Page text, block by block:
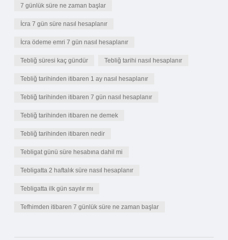
7 günlük süre ne zaman başlar
İcra 7 gün süre nasıl hesaplanır
İcra ödeme emri 7 gün nasıl hesaplanır
Tebliğ süresi kaç gündür Tebliğ tarihi nasıl hesaplanır
Tebliğ tarihinden itibaren 1 ay nasıl hesaplanır
Tebliğ tarihinden itibaren 7 gün nasıl hesaplanır
Tebliğ tarihinden itibaren ne demek
Tebliğ tarihinden itibaren nedir
Tebligat günü süre hesabına dahil mi
Tebligatta 2 haftalık süre nasıl hesaplanır
Tebligatta ilk gün sayılır mı
Tefhimden itibaren 7 günlük süre ne zaman başlar